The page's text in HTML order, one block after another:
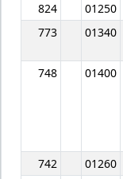
824
01250
773
01340
748
01400
742
01260